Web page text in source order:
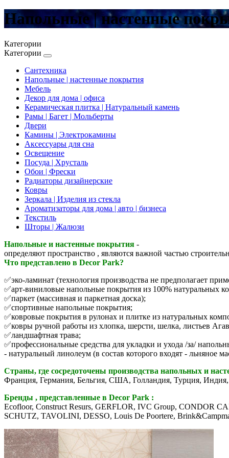
Напольные | настенные
Категории
Категории
Сантехника
Напольные | настенные покрытия
Мебель
Декор для дома | офиса
Керамическая плитка | Натуральный камень
Рамы | Багет | Мольберты
Двери
Камины | Электрокамины
Аксессуары для сна
Освещение
Посуда | Хрусталь
Обои | Фрески
Радиаторы дизайнерские
Ковры
Зеркала | Изделия из стекла
Ароматизаторы для дома | авто | бизнеса
Текстиль
Шторы | Жалюзи
Напольные и настенные покрытия -
определяют пространство , являются важной частью
Что представлено в Decor Park?
✅эко-ламинат (технология производства не предполагает
✅арт-виниловые напольные покрытия из 100% натуральных
✅паркет (массивная и паркетная доска);
✅спортивные напольные покрытия;
✅ковровые покрытия в рулонах и плитке из натуральных
✅ковры ручной работы из хлопка, шерсти, шелка, листьев
✅ландшафтная трава;
✅профессиональные средства для укладки и ухода /за/
- натуральный линолеум (в состав которого входят - льняное
Страны, где сосредоточены производства напольных и
Франция, Германия, Бельгия, США, Голландия, Турция,
Бренды , представленные в Decor Park :
Ecofloor, Construct Resurs, GERFLOR, IVC Group, CONDOR
SCHUTZ, TAVOLINI, DESSO, Louis De Poortere,